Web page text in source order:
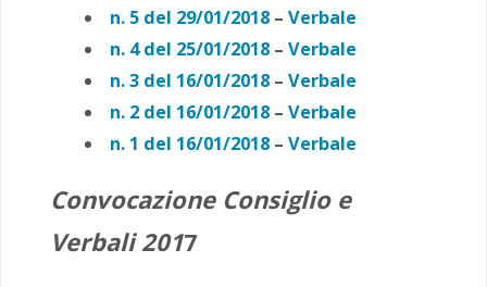
n. 5 del 29/01/2018 –Verbale
n. 4 del 25/01/2018 –Verbale
n. 3 del 16/01/2018 –Verbale
n. 2 del 16/01/2018 –Verbale
n. 1 del 16/01/2018 –Verbale
Convocazione Consiglio e
Verbali 2017